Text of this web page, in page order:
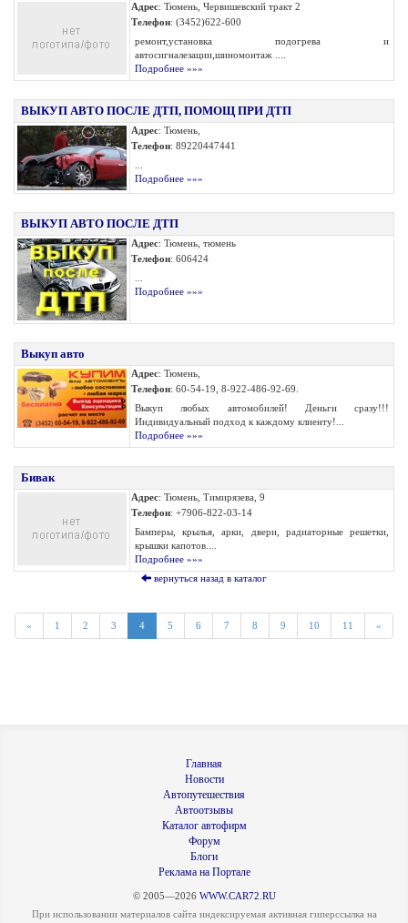
Адрес: Тюмень, Червишевский тракт 2
Телефон: (3452)622-600
ремонт,установка подогрева и
автосигналезации,шиномонтаж ....
Подробнее »»»
ВЫКУП АВТО ПОСЛЕ ДТП, ПОМОЩ ПРИ ДТП
Адрес: Тюмень,
Телефон: 89220447441
Подробнее »»»
ВЫКУП АВТО ПОСЛЕ ДТП
Адрес: Тюмень, тюмень
Телефон: 606424
Подробнее »»»
Выкуп авто
Адрес: Тюмень,
Телефон: 60-54-19, 8-922-486-92-69.
Выкуп любых автомобилей! Деньги сразу!!!
Индивидуальный подход к каждому клиенту!...
Подробнее »»»
Бивак
Адрес: Тюмень, Тимирязева, 9
Телефон: +7906-822-03-14
Бамперы, крылья, арки, двери, радиаторные решетки,
крышки капотов....
Подробнее »»»
вернуться назад в каталог
« 1 2 3 4 5 6 7 8 9 10 11 »
Главная
Новости
Автопутешествия
Автоотзывы
Каталог автофирм
Форум
Блоги
Реклама на Портале
© 2005—2026 WWW.CAR72.RU
При использовании материалов сайта индексируемая активная гиперссылка на